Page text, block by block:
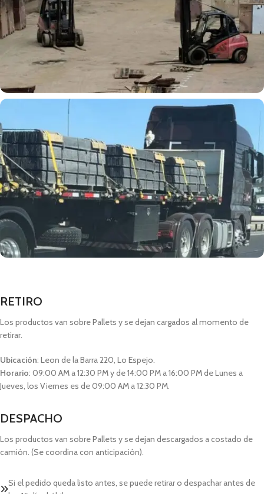
RETIRO
Los productos van sobre Pallets y se dejan cargados al momento de
retirar.
Ubicación: Leon de la Barra 220, Lo Espejo.
Horario: 09:00 AM a 12:30 PM y de 14:00 PM a 16:00 PM de Lunes a
Jueves, los Viernes es de 09:00 AM a 12:30 PM.
DESPACHO
Los productos van sobre Pallets y se dejan descargados a costado de
camión. (Se coordina con anticipación).
Si el pedido queda listo antes, se puede retirar o despachar antes de